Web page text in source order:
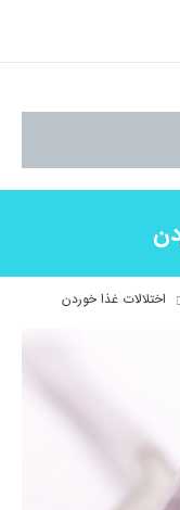
اختلالات غذا خوردن